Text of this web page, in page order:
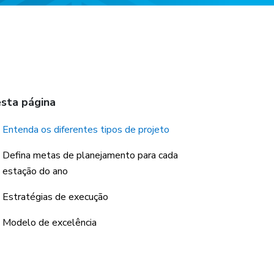
página
Entenda os diferentes tipos de projeto
Defina metas de planejamento para cada
estação do ano
Estratégias de execução
Modelo de excelência